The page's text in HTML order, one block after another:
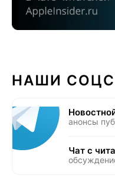
НАШИ
анонсы
Чат с